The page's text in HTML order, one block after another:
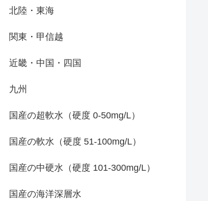
北陸・東海
関東・甲信越
近畿・中国・四国
九州
国産の超軟水（硬度 0-50mg/L）
国産の軟水（硬度 51-100mg/L）
国産の中硬水（硬度 101-300mg/L）
国産の海洋深層水